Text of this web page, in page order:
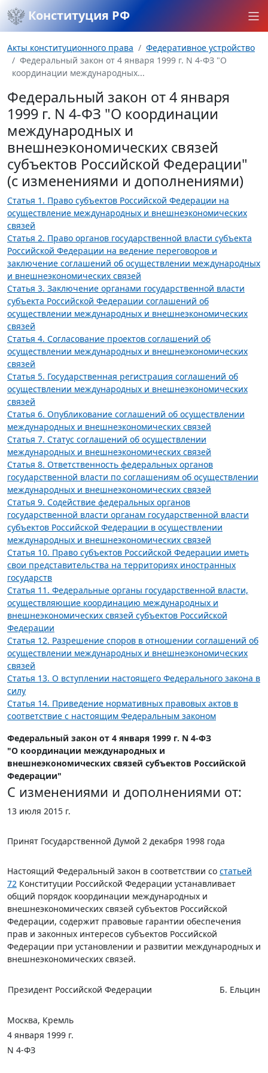
Конституция РФ
Акты конституционного права
Федеративное устройство
Федеральный закон от 4 января 1999 г. N 4-ФЗ "О
координации международных...
Федеральный закон от 4 января
1999 г. N 4-ФЗ "О координации
международных и
внешнеэкономических связей
субъектов Российской Федерации"
(с изменениями и дополнениями)
Статья 1. Право субъектов Российской Федерации на
осуществление международных и внешнеэкономических
связей
Статья 2. Право органов государственной власти субъекта
Российской Федерации на ведение переговоров и
заключение соглашений об осуществлении международных
и внешнеэкономических связей
Статья 3. Заключение органами государственной власти
субъекта Российской Федерации соглашений об
осуществлении международных и внешнеэкономических
связей
Статья 4. Согласование проектов соглашений об
осуществлении международных и внешнеэкономических
связей
Статья 5. Государственная регистрация соглашений об
осуществлении международных и внешнеэкономических
связей
Статья 6. Опубликование соглашений об осуществлении
международных и внешнеэкономических связей
Статья 7. Статус соглашений об осуществлении
международных и внешнеэкономических связей
Статья 8. Ответственность федеральных органов
государственной власти по соглашениям об осуществлении
международных и внешнеэкономических связей
Статья 9. Содействие федеральных органов
государственной власти органам государственной власти
субъектов Российской Федерации в осуществлении
международных и внешнеэкономических связей
Статья 10. Право субъектов Российской Федерации иметь
свои представительства на территориях иностранных
государств
Статья 11. Федеральные органы государственной власти,
осуществляющие координацию международных и
внешнеэкономических связей субъектов Российской
Федерации
Статья 12. Разрешение споров в отношении соглашений об
осуществлении международных и внешнеэкономических
связей
Статья 13. О вступлении настоящего Федерального закона в
силу
Статья 14. Приведение нормативных правовых актов в
соответствие с настоящим Федеральным законом
Федеральный закон от 4 января 1999 г. N 4-ФЗ
"О координации международных и
внешнеэкономических связей субъектов Российской
Федерации"
С изменениями и дополнениями от:
13 июля 2015 г.
Принят Государственной Думой 2 декабря 1998 года
Настоящий Федеральный закон в соответствии со статьей
72 Конституции Российской Федерации устанавливает
общий порядок координации международных и
внешнеэкономических связей субъектов Российской
Федерации, содержит правовые гарантии обеспечения
прав и законных интересов субъектов Российской
Федерации при установлении и развитии международных и
внешнеэкономических связей.
Президент Российской Федерации Б. Ельцин
Москва, Кремль
4 января 1999 г.
N 4-ФЗ